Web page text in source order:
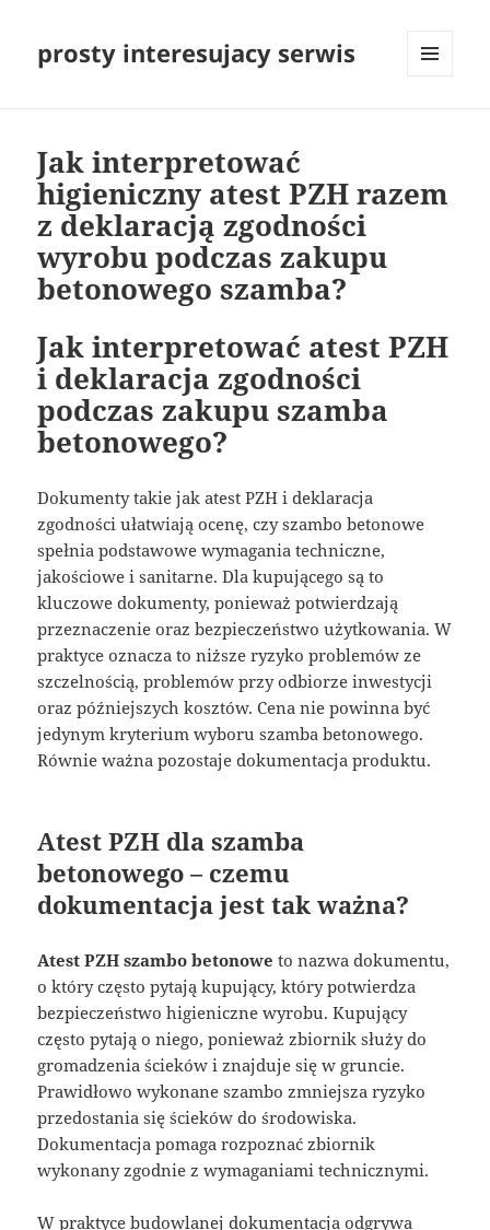
prosty interesujacy serwis
Jak interpretować
higieniczny atest PZH razem
z deklaracją zgodności
wyrobu podczas zakupu
betonowego szamba?
Jak interpretować atest PZH
i deklaracja zgodności
podczas zakupu szamba
betonowego?
Dokumenty takie jak atest PZH i deklaracja
zgodności ułatwiają ocenę, czy szambo betonowe
spełnia podstawowe wymagania techniczne,
jakościowe i sanitarne. Dla kupującego są to
kluczowe dokumenty, ponieważ potwierdzają
przeznaczenie oraz bezpieczeństwo użytkowania. W
praktyce oznacza to niższe ryzyko problemów ze
szczelnością, problemów przy odbiorze inwestycji
oraz późniejszych kosztów. Cena nie powinna być
jedynym kryterium wyboru szamba betonowego.
Równie ważna pozostaje dokumentacja produktu.
Atest PZH dla szamba
betonowego – czemu
dokumentacja jest tak ważna?
Atest PZH szambo betonowe to nazwa dokumentu,
o który często pytają kupujący, który potwierdza
bezpieczeństwo higieniczne wyrobu. Kupujący
często pytają o niego, ponieważ zbiornik służy do
gromadzenia ścieków i znajduje się w gruncie.
Prawidłowo wykonane szambo zmniejsza ryzyko
przedostania się ścieków do środowiska.
Dokumentacja pomaga rozpoznać zbiornik
wykonany zgodnie z wymaganiami technicznymi.
W praktyce budowlanej dokumentacja odgrywa